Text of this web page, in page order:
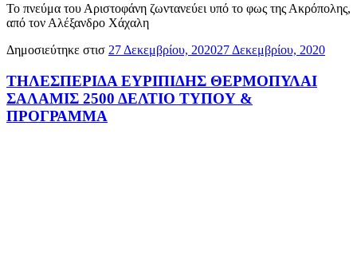
Το πνεύμα του Αριστοφάνη ζωντανεύει υπό το φως της Ακρόπολης,
από τον Αλέξανδρο Χάχαλη
Δημοσιεύτηκε στισ 27 Δεκεμβρίου, 202027 Δεκεμβρίου, 2020
ΤΗΛΕΣΠΕΡΙΔΑ ΕΥΡΙΠΙΔΗΣ ΘΕΡΜΟΠΥΛΑΙ
ΣΑΛΑΜΙΣ 2500 ΔΕΛΤΙΟ ΤΥΠΟΥ &
ΠΡΟΓΡΑΜΜΑ